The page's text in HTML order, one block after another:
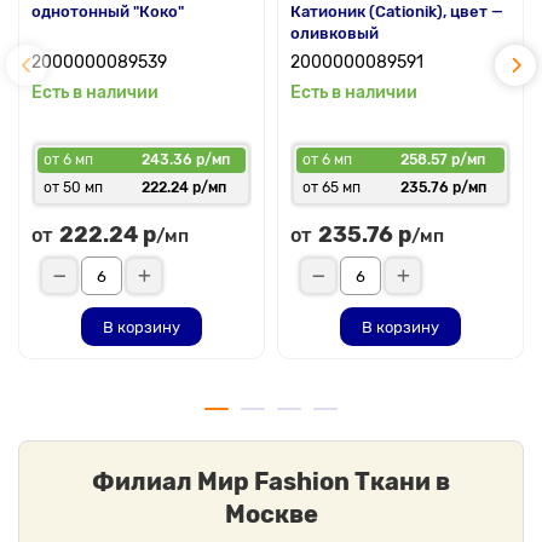
однотонный "Коко"
2000000089539
Есть в наличии
от 6 мп
243.36 р/мп
от 50 мп
222.24 р/мп
от 222.24 р/мп
В корзину
Катионик (Cationik), цвет —
оливковый
2000000089591
Есть в наличии
от 6 мп
258.57 р/мп
от 65 мп
235.76 р/мп
от 235.76 р/мп
В корзину
Филиал Мир Fashion Ткани в
Москве